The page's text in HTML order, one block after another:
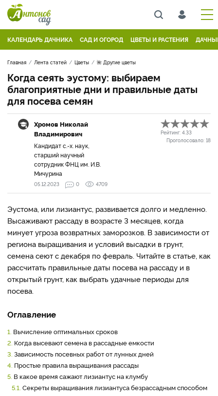
КАЛЕНДАРЬ ДАЧНИКА САД И ОГОРОД ЦВЕТЫ И РАСТЕНИЯ
Главная Лента статей Цветы 🌺 Другие цветы
Когда сеять эустому: выбираем
благоприятные дни и правильные даты
для посева семян
Хромов Николай
Владимирович
Кандидат с.-х. наук,
старший научный
сотрудник ФНЦ им. И.В.
Мичурина
Рейтинг: 4.33
Проголосовало: 18
05.12.2023 0 4709
Эустома, или лизиантус, развивается долго и медленно.
Высаживают рассаду в возрасте 3 месяцев, когда
минует угроза возвратных заморозков. В зависимости от
региона выращивания и условий высадки в грунт,
семена сеют с декабря по февраль. Читайте в статье, как
рассчитать правильные даты посева на рассаду и в
открытый грунт, как выбрать удачные периоды для
посева.
Оглавление
1. Вычисление оптимальных сроков
2. Когда высевают семена в рассадные емкости
3. Зависимость посевных работ от лунных дней
4. Простые правила выращивания рассады
5. В какое время сажают лизиантус на клумбу
5.1. Секреты выращивания лизиантуса безрассадным способом